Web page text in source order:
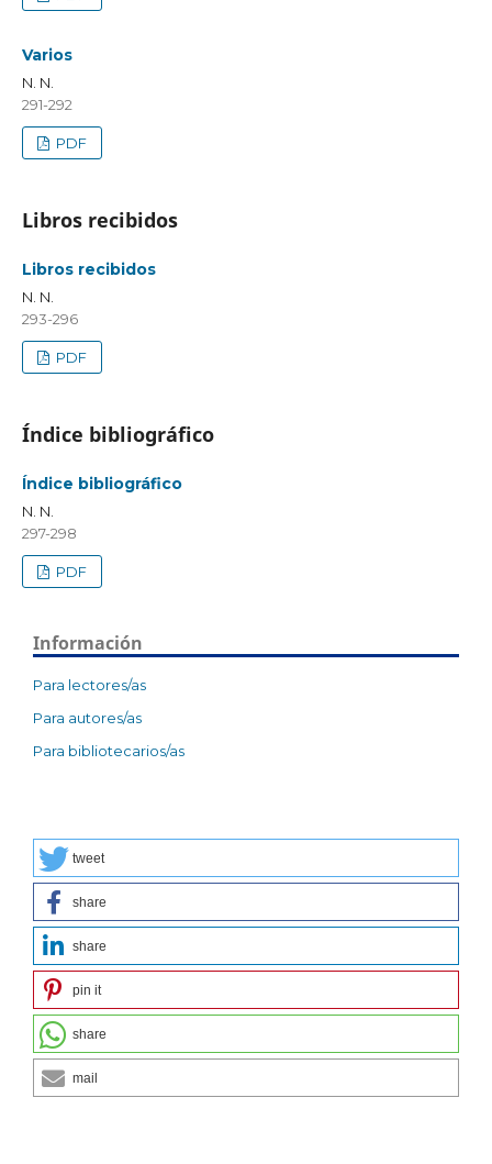
Varios
N. N.
291-292
PDF
Libros recibidos
Libros recibidos
N. N.
293-296
PDF
Índice bibliográfico
Índice bibliográfico
N. N.
297-298
PDF
Información
Para lectores/as
Para autores/as
Para bibliotecarios/as
tweet
share
share
pin it
share
mail